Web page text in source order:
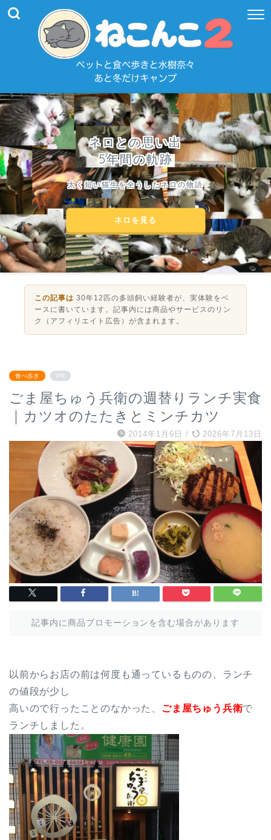
ネロとの思い出
5年間の軌跡
太く短い猫生を全うしたネロの物語
ネロを見る
この記事は 30年12匹の多頭飼い経験者が、実体験をベ
ースに書いています。記事内には商品やサービスのリン
ク（アフィリエイト広告）が含まれます。
食べ歩き PR
ごま屋ちゅう兵衛の週替りランチ実食
｜カツオのたたきとミンチカツ
2014年1月6日 / 2026年7月13日
記事内に商品プロモーションを含む場合があります
以前からお店の前は何度も通っているものの、ランチ
の値段が少し
高いので行ったことのなかった、 ごま屋ちゅう兵衛で
ランチしました。